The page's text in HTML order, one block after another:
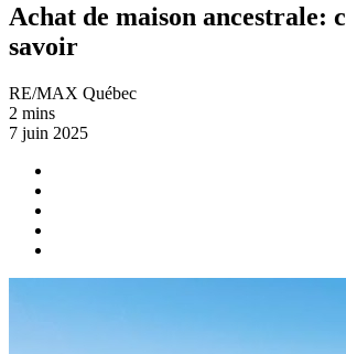
Achat de maison ancestrale:
savoir
RE/MAX Québec
2 mins
7 juin 2025